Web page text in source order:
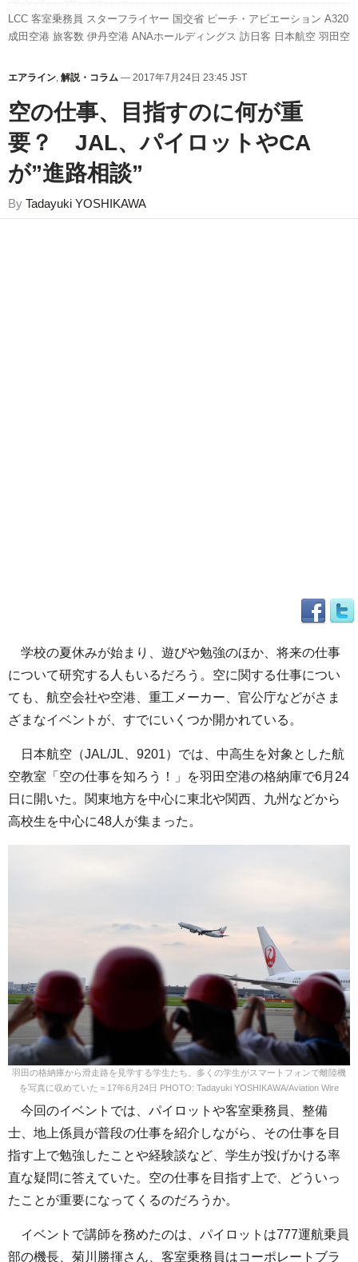
LCC 客室乗務員 スターフライヤー 国交省 ピーチ・アビエーション A320
成田空港 旅客数 伊丹空港 ANAホールディングス 訪日客 日本航空 羽田空
物 737NG セントレア A350 XWB スカイマーク 利用実績
空港 777
エアライン, 解説・コラム — 2017年7月24日 23:45 JST
空の仕事、目指すのに何が重
要？ JAL、パイロットやCA
が”進路相談”
By Tadayuki YOSHIKAWA
学校の夏休みが始まり、遊びや勉強のほか、将来の仕事
について研究する人もいるだろう。空に関する仕事につい
ても、航空会社や空港、重工メーカー、官公庁などがさま
ざまなイベントが、すでにいくつか開かれている。
日本航空（JAL/JL、9201）では、中高生を対象とした航
空教室「空の仕事を知ろう！」を羽田空港の格納庫で6月24
日に開いた。関東地方を中心に東北や関西、九州などから
高校生を中心に48人が集まった。
羽田の格納庫から滑走路を見学する学生たち。多くの学生がスマートフォンで離陸機
を写真に収めていた＝17年6月24日 PHOTO: Tadayuki YOSHIKAWA/Aviation Wire
今回のイベントでは、パイロットや客室乗務員、整備
士、地上係員が普段の仕事を紹介しながら、その仕事を目
指す上で勉強したことや経験談など、学生が投げかける率
直な疑問に答えていた。空の仕事を目指す上で、どういっ
たことが重要になってくるのだろうか。
イベントで講師を務めたのは、パイロットは777運航乗員
部の機長、菊川勝揮さん、客室乗務員はコーポレートブラ